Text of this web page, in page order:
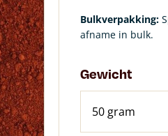
Bulkverpakking:
afname in bulk.
Gewicht